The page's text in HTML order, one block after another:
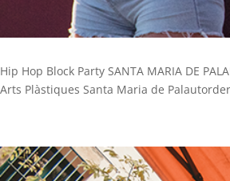
Hip Hop Block Party SANTA MARIA DE
Arts Plàstiques Santa Maria de